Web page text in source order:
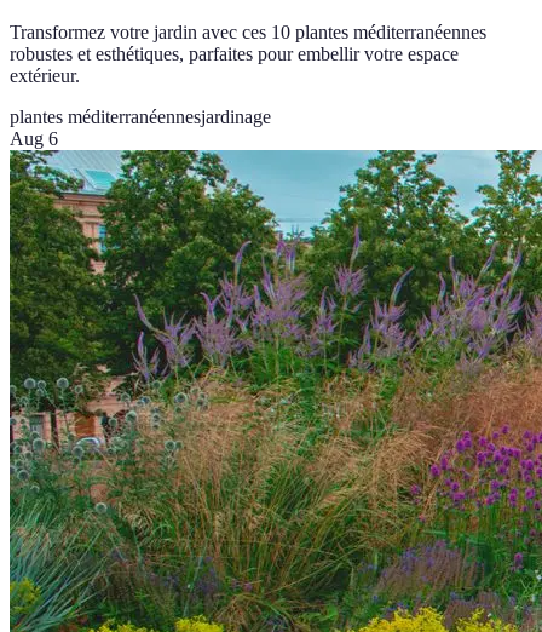
Transformez votre jardin avec ces 10 plantes méditerranéennes
robustes et esthétiques, parfaites pour embellir votre espace
extérieur.
plantes méditerranéennesjardinage
Aug 6